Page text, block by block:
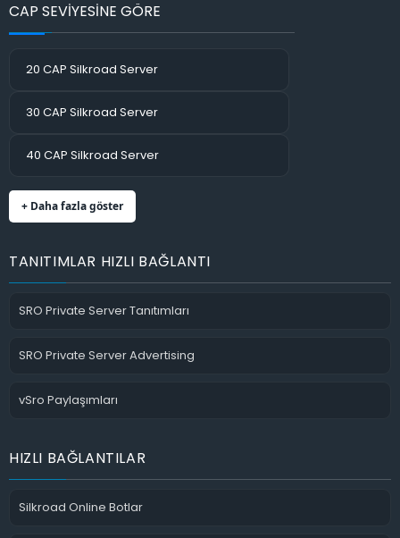
CAP SEVİYESİNE GÖRE
20 CAP Silkroad Server
30 CAP Silkroad Server
40 CAP Silkroad Server
+ Daha fazla göster
TANITIMLAR HIZLI BAĞLANTI
SRO Private Server Tanıtımları
SRO Private Server Advertising
vSro Paylaşımları
HIZLI BAĞLANTILAR
Silkroad Online Botlar